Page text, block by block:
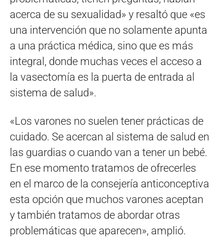
acerca de su sexualidad» y resaltó que «es
una intervención que no solamente apunta
a una práctica médica, sino que es más
integral, donde muchas veces el acceso a
la vasectomía es la puerta de entrada al
sistema de salud».
«Los varones no suelen tener prácticas de
cuidado. Se acercan al sistema de salud en
las guardias o cuando van a tener un bebé.
En ese momento tratamos de ofrecerles
en el marco de la consejería anticonceptiva
esta opción que muchos varones aceptan
y también tratamos de abordar otras
problemáticas que aparecen», amplió.